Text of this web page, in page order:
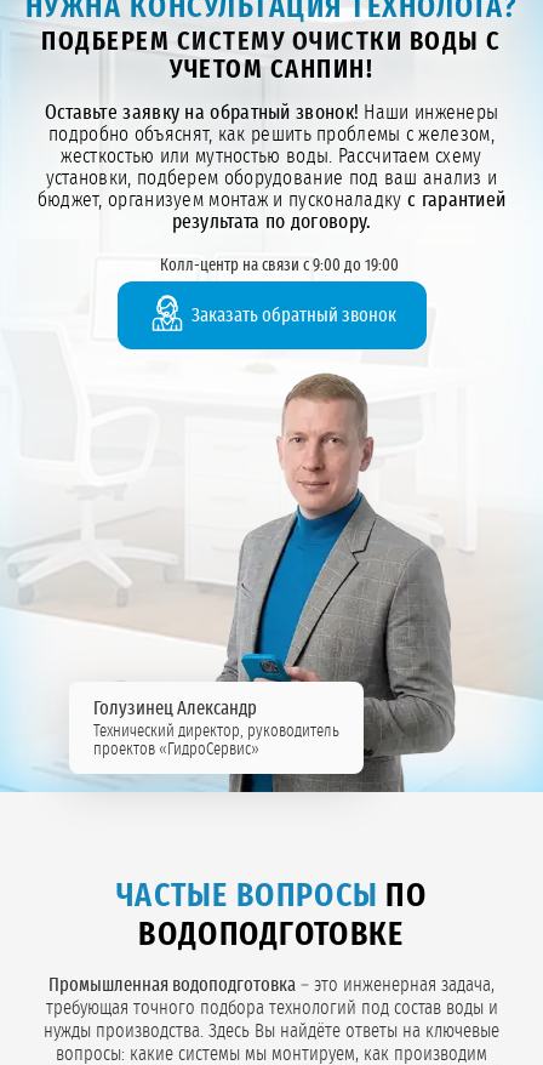
НУЖНА КОНСУЛЬТАЦИЯ ТЕХНОЛОГА?
ПОДБЕРЕМ СИСТЕМУ ОЧИСТКИ ВОДЫ С
УЧЕТОМ САНПИН!
Оставьте заявку на обратный звонок! Наши инженеры
подробно объяснят, как решить проблемы с железом,
жесткостью или мутностью воды. Рассчитаем схему
установки, подберем оборудование под ваш анализ и
бюджет, организуем монтаж и пусконаладку с гарантией
результата по договору.
Колл-центр на связи с 9:00 до 19:00
Заказать обратный звонок
Голузинец Александр
Технический директор, руководитель
проектов «ГидроСервис»
ЧАСТЫЕ ВОПРОСЫ
ПО
ВОДОПОДГОТОВКЕ
Промышленная водоподготовка – это инженерная задача,
требующая точного подбора технологий под состав воды и
нужды производства. Здесь Вы найдёте ответы на ключевые
вопросы: какие системы мы монтируем, как производим